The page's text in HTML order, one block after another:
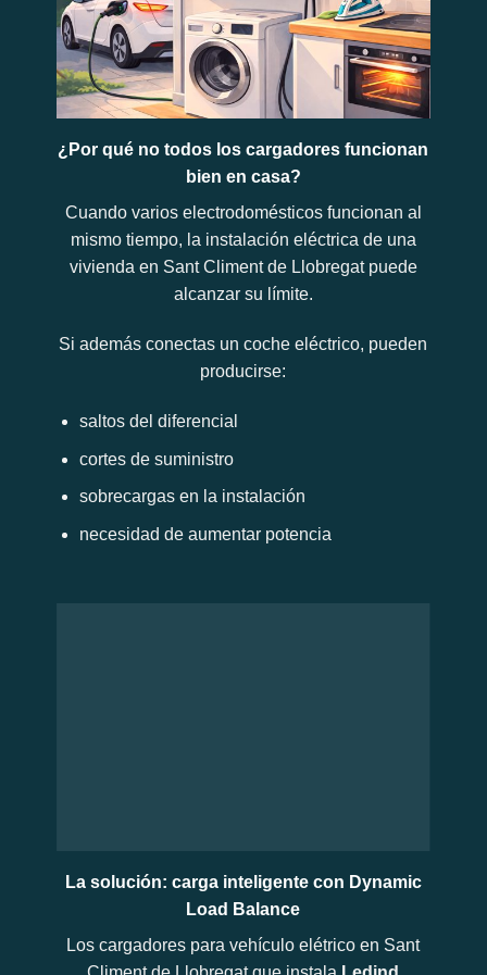
¿Por qué no todos los cargadores funcionan
bien en casa?
Cuando varios electrodomésticos funcionan al
mismo tiempo, la instalación eléctrica de una
vivienda en Sant Climent de Llobregat puede
alcanzar su límite.
Si además conectas un coche eléctrico, pueden
producirse:
saltos del diferencial
cortes de suministro
sobrecargas en la instalación
necesidad de aumentar potencia
La solución: carga inteligente con Dynamic
Load Balance
Los cargadores para vehículo elétrico en Sant